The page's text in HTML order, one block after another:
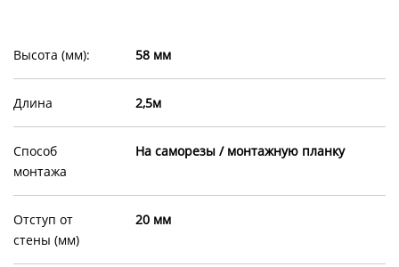
Высота (мм): 58 мм
Длина 2,5м
Способ
монтажа
На саморезы / монтажную планку
Отступ от
стены (мм)
20 мм